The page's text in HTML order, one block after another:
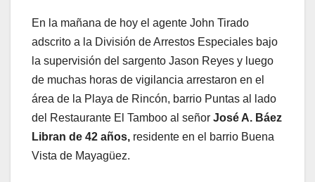
En la mañana de hoy el agente John Tirado
adscrito a la División de Arrestos Especiales bajo
la supervisión del sargento Jason Reyes y luego
de muchas horas de vigilancia arrestaron en el
área de la Playa de Rincón, barrio Puntas al lado
del Restaurante El Tamboo al señor José A. Báez
Libran de 42 años, residente en el barrio Buena
Vista de Mayagüez.